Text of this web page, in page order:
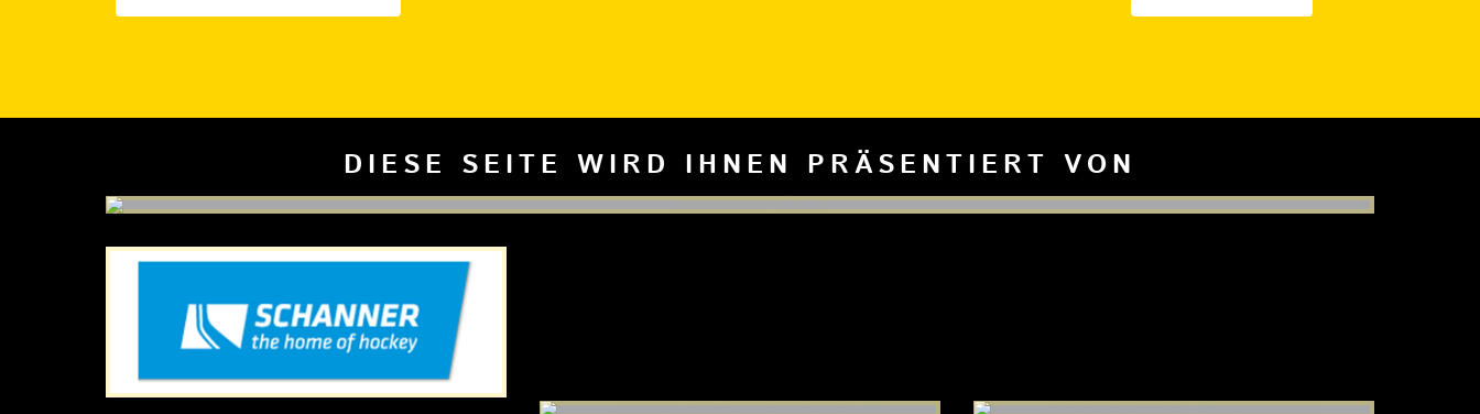
DIESE SEITE WIRD IHNEN PRÄSENTIERT VON